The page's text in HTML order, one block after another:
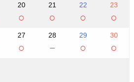
20
○
21
○
22
○
23
○
27
○
28
－
29
○
30
○